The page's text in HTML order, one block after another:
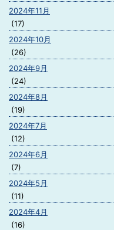
2024年11月
(17)
2024年10月
(26)
2024年9月
(24)
2024年8月
(19)
2024年7月
(12)
2024年6月
(7)
2024年5月
(11)
2024年4月
(16)